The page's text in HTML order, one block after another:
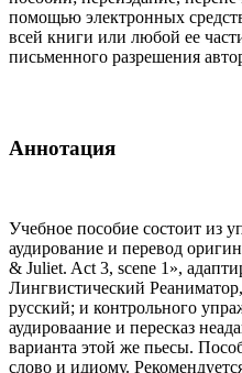
помощью электронных
всей книги или любой ее
письменного разрешения
Аннотация
Учебное пособие состоит из
аудирование и перевод
& Juliet. Act 3, scene 1»,
Лингвистический
русский; и контрольного
аудироваание и пересказ
варианта этой же пьесы.
слово и идиому.